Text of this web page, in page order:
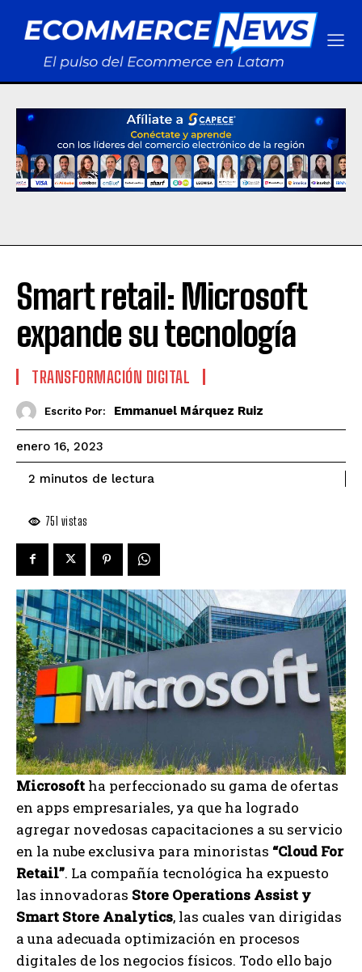
Smart retail: Microsoft
expande su tecnología
TRANSFORMACIÓN DIGITAL
Escrito Por: Emmanuel Márquez Ruiz
enero 16, 2023
2 minutos de lectura
751 vistas
Microsoft ha perfeccionado su gama de ofertas
en apps empresariales, ya que ha logrado
agregar novedosas capacitaciones a su servicio
en la nube exclusiva para minoristas “Cloud For
Retail”. La compañía tecnológica ha expuesto
las innovadoras Store Operations Assist y
Smart Store Analytics, las cuales van dirigidas
a una adecuada optimización en procesos
digitales de los negocios físicos. Todo ello bajo